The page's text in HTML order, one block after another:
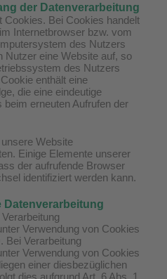
der Datenverarbeitung
Cookies. Bei Cookies handelt
Internetbrowser bzw. vom
des Nutzers
Nutzer eine Website auf, so
des Nutzers
enthält eine
die eine eindeutige
erneuten Aufrufen der
Website
Einige Elemente unserer
der aufrufende Browser
identifiziert werden kann.
Datenverarbeitung
Verwendung von Cookies
Bei Verarbeitung
Verwendung von Cookies
einer diesbezüglichen
dies aufgrund Art. 6 Abs. 1